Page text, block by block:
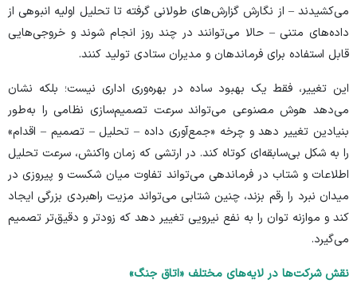
می‌کشیدند – از نگارش گزارش‌های طولانی گرفته تا تحلیل اولیه انبوهی از
داده‌های متنی – حالا می‌توانند در چند روز انجام شوند و خروجی‌هایی
قابل استفاده برای فرماندهان و مدیران ستادی تولید کنند.
این تغییر، فقط یک بهبود ساده در بهره‌وری اداری نیست؛ بلکه نشان
می‌دهد هوش مصنوعی می‌تواند سرعت تصمیم‌سازی نظامی را به‌طور
بنیادین تغییر دهد و چرخه «جمع‌آوری داده – تحلیل – تصمیم – اقدام»
را به شکل بی‌سابقه‌ای کوتاه کند. در ارتشی که زمان واکنش، سرعت تحلیل
اطلاعات و شتاب در فرماندهی می‌تواند تفاوت میان شکست و پیروزی در
میدان نبرد را رقم بزند، چنین شتابی می‌تواند مزیت راهبردی بزرگی ایجاد
کند و موازنه توان را به نفع نیرویی تغییر دهد که زودتر و دقیق‌تر تصمیم
می‌گیرد.
نقش شرکت‌ها در لایه‌های مختلف «اتاق جنگ»